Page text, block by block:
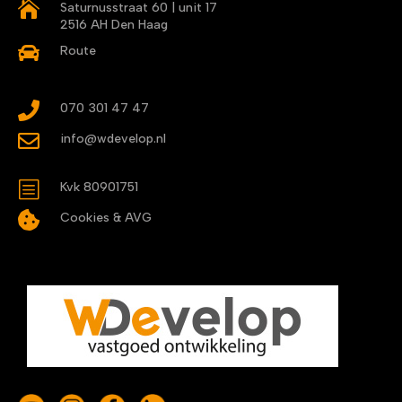

Saturnusstraat 60 | unit 17
2516 AH Den Haag
 Route
 070 301 47 47
 info@wdevelop.nl
b Kvk 80901751
 Cookies & AVG